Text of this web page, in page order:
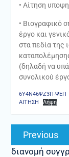
• Αίτηση
• Βιογραφικό
έργο και
στα πεδία της
(δηλαδή να
συνολικού
6Υ4Ν46ΨΖ3Π-ΨΕΠ
ΑΙΤΗΣΗ
Λήψη
Πλοήγηση
άρθρων
Previous
διανομή